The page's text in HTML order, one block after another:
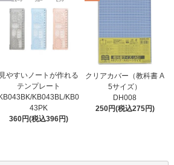
見やすいノートが作れる
テンプレート
KB043BK/KB043BL/KB0
43PK
360円(税込396円)
クリアカバー（教科書 A
5サイズ）
DH008
250円(税込275円)